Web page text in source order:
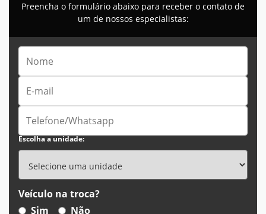
Preencha o formulário abaixo para receber o contato de
um de nossos especialistas:
Escolha a unidade:
Veículo na troca?
Sim
Não